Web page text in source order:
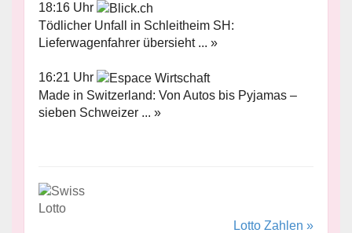
18:16 Uhr
Tödlicher Unfall in Schleitheim SH:
Lieferwagenfahrer übersieht ... »
16:21 Uhr
Made in Switzerland: Von Autos bis Pyjamas –
sieben Schweizer ... »
Lotto Zahlen »